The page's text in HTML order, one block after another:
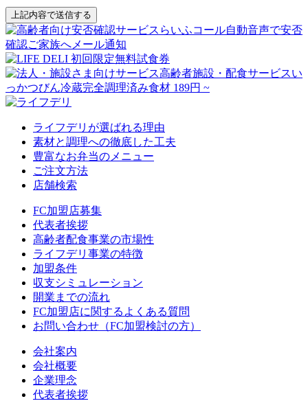
上記内容で送信する
ライフデリが選ばれる理由
素材と調理への徹底した工夫
豊富なお弁当のメニュー
ご注文方法
店舗検索
FC加盟店募集
代表者挨拶
高齢者配食事業の市場性
ライフデリ事業の特徴
加盟条件
収支シミュレーション
開業までの流れ
FC加盟店に関するよくある質問
お問い合わせ（FC加盟検討の方）
会社案内
会社概要
企業理念
代表者挨拶